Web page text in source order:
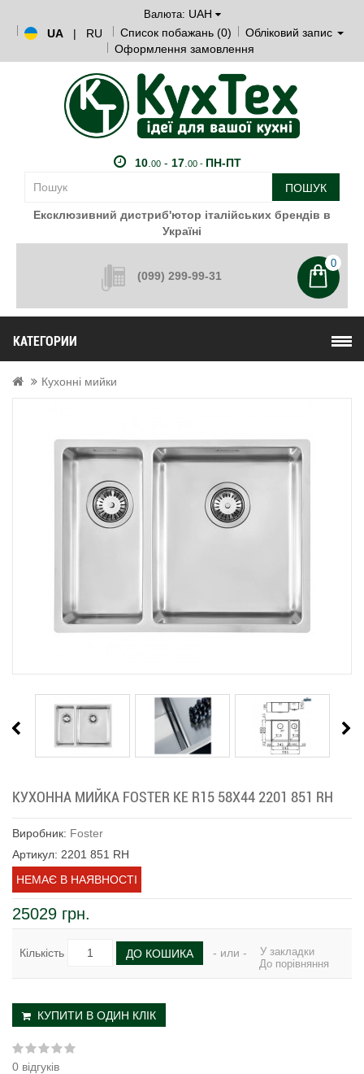
Валюта: UAH
UA
| RU Список побажань (0)
Обліковий запис
Оформлення замовлення
10. 00- 17. 00 - ПН-ПТ
ПОШУК
Ексклюзивний дистриб'ютор італійських брендів в
Україні
(099) 299-99-31
0
КАТЕГОРИИ
Кухонні мийки
КУХОННА МИЙКА FOSTER KE R15 58Х44 2201 851 RH
Виробник: Foster
Артикул: 2201 851 RH
НЕМАЄ В НАЯВНОСТІ
25029 грн.
Кількість ДО КОШИКА - или -
У закладки
До порівняння
КУПИТИ В ОДИН КЛІК
0 відгуків